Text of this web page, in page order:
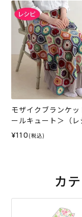
モザイクブランケッ
ールキュート＞（レ
¥110 (税込)
カ